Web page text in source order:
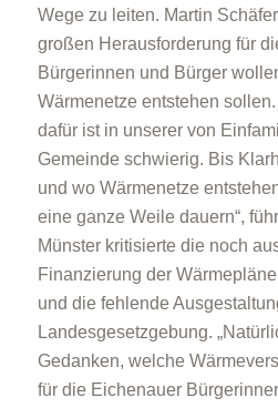
Wege zu leiten. Martin
großen Herausforderung für
Bürgerinnen und Bürger
Wärmenetze entstehen
dafür ist in unserer von
Gemeinde schwierig. Bis
und wo Wärmenetze
eine ganze Weile dauern“,
Münster kritisierte die noch
Finanzierung der
und die fehlende
Landesgesetzgebung.
Gedanken, welche
für die Eichenauer